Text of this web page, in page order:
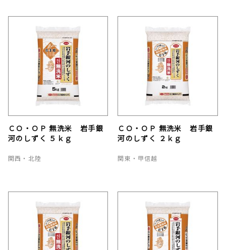
ＣＯ・ＯＰ 無洗米 岩手銀
河のしずく ５ｋｇ
関西・北陸
ＣＯ・ＯＰ 無洗米 岩手銀
河のしずく ２ｋｇ
関東・甲信越